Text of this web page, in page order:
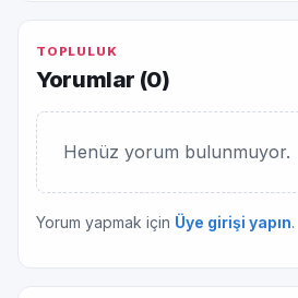
TOPLULUK
Yorumlar (0)
Henüz yorum bulunmuyor.
Yorum yapmak için Üye girişi yapın.